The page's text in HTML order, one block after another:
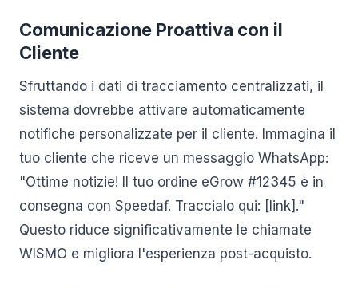
Comunicazione Proattiva con il
Cliente
Sfruttando i dati di tracciamento centralizzati, il
sistema dovrebbe attivare automaticamente
notifiche personalizzate per il cliente. Immagina il
tuo cliente che riceve un messaggio WhatsApp:
"Ottime notizie! Il tuo ordine eGrow #12345 è in
consegna con Speedaf. Traccialo qui: [link]."
Questo riduce significativamente le chiamate
WISMO e migliora l'esperienza post-acquisto.